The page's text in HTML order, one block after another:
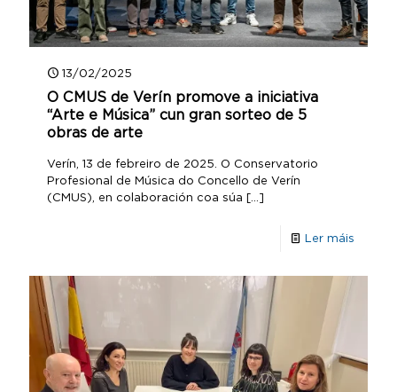
13/02/2025
O CMUS de Verín promove a iniciativa
“Arte e Música” cun gran sorteo de 5
obras de arte
Verín, 13 de febreiro de 2025. O Conservatorio
Profesional de Música do Concello de Verín
(CMUS), en colaboración coa súa […]
Ler máis